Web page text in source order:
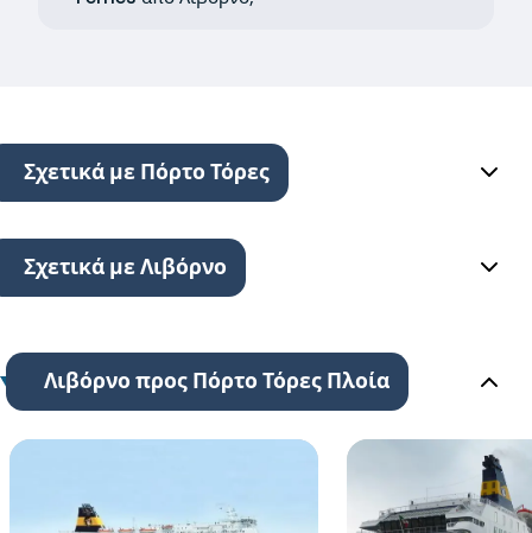
Σχετικά με Πόρτο Τόρες
Σχετικά με Λιβόρνο
Λιβόρνο προς Πόρτο Τόρες Πλοία